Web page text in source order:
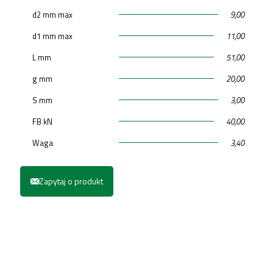
d2 mm max
9,00
d1 mm max
11,00
L mm
51,00
g mm
20,00
S mm
3,00
FB kN
40,00
Waga
3,40
Zapytaj o produkt